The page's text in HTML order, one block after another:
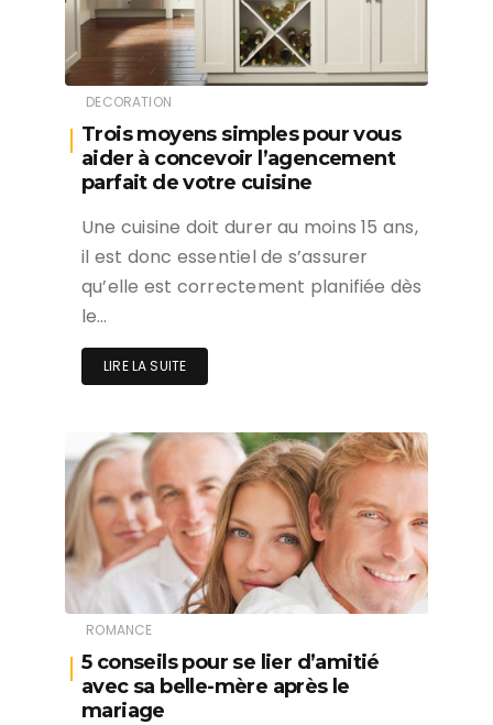
DECORATION
Trois moyens simples pour vous
aider à concevoir l’agencement
parfait de votre cuisine
Une cuisine doit durer au moins 15 ans,
il est donc essentiel de s’assurer
qu’elle est correctement planifiée dès
le…
LIRE LA SUITE
ROMANCE
5 conseils pour se lier d’amitié
avec sa belle-mère après le
mariage